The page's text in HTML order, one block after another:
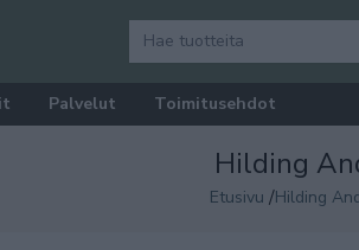
Palvelut Toimitusehdot
Hilding
Etusivu /Hilding